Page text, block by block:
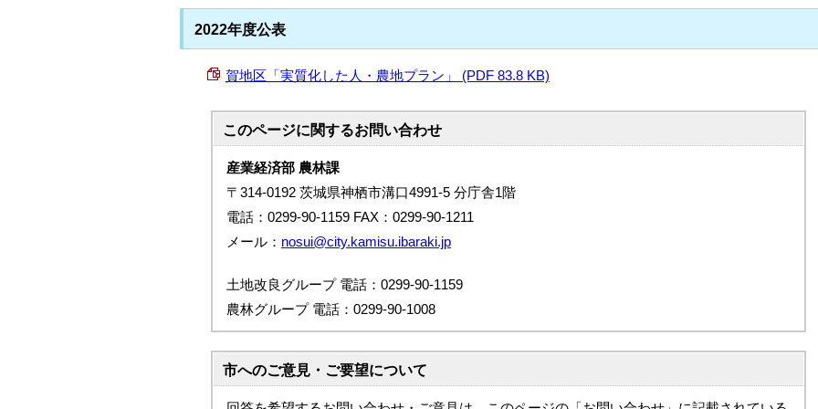
2022年度公表
賀地区「実質化した人・農地プラン」 (PDF 83.8 KB)
このページに関するお問い合わせ
産業経済部 農林課
〒314-0192 茨城県神栖市溝口4991-5 分庁舎1階
電話：0299-90-1159 FAX：0299-90-1211
メール： nosui@city.kamisu.ibaraki.jp
土地改良グループ 電話：0299-90-1159
農林グループ 電話：0299-90-1008
市へのご意見・ご要望について